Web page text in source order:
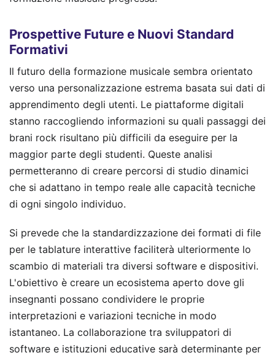
Prospettive Future e Nuovi Standard
Formativi
Il futuro della formazione musicale sembra orientato
verso una personalizzazione estrema basata sui dati di
apprendimento degli utenti. Le piattaforme digitali
stanno raccogliendo informazioni su quali passaggi dei
brani rock risultano più difficili da eseguire per la
maggior parte degli studenti. Queste analisi
permetteranno di creare percorsi di studio dinamici
che si adattano in tempo reale alle capacità tecniche
di ogni singolo individuo.
Si prevede che la standardizzazione dei formati di file
per le tablature interattive faciliterà ulteriormente lo
scambio di materiali tra diversi software e dispositivi.
L'obiettivo è creare un ecosistema aperto dove gli
insegnanti possano condividere le proprie
interpretazioni e variazioni tecniche in modo
istantaneo. La collaborazione tra sviluppatori di
software e istituzioni educative sarà determinante per